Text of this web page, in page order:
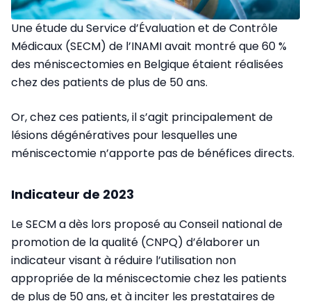
Une étude du Service d’Évaluation et de Contrôle
Médicaux (SECM) de l’INAMI avait montré que 60 %
des méniscectomies en Belgique étaient réalisées
chez des patients de plus de 50 ans.
Or, chez ces patients, il s’agit principalement de
lésions dégénératives pour lesquelles une
méniscectomie n’apporte pas de bénéfices directs.
Indicateur de 2023
Le SECM a dès lors proposé au Conseil national de
promotion de la qualité (CNPQ) d’élaborer un
indicateur visant à réduire l’utilisation non
appropriée de la méniscectomie chez les patients
de plus de 50 ans, et à inciter les prestataires de